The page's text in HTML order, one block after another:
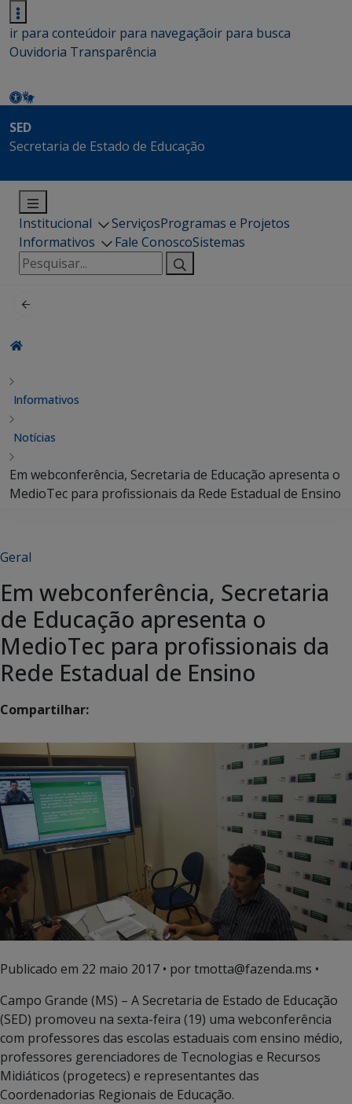
ir para conteúdoir para navegaçãoir para busca
Ouvidoria Transparência
SED
Secretaria de Estado de Educação
Institucional ServiçosProgramas e Projetos
Informativos
Fale ConoscoSistemas
Pesquisar
por:
Informativos
Notícias
Em webconferência, Secretaria de Educação apresenta o
MedioTec para profissionais da Rede Estadual de Ensino
Geral
Em webconferência, Secretaria
de Educação apresenta o
MedioTec para profissionais da
Rede Estadual de Ensino
Compartilhar:
Publicado em 22 maio 2017 • por tmotta@fazenda.ms •
Campo Grande (MS) – A Secretaria de Estado de Educação
(SED) promoveu na sexta-feira (19) uma webconferência
com professores das escolas estaduais com ensino médio,
professores gerenciadores de Tecnologias e Recursos
Midiáticos (progetecs) e representantes das
Coordenadorias Regionais de Educação.